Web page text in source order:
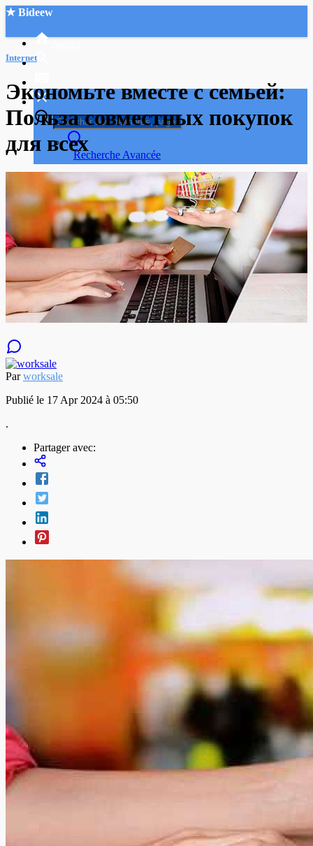
★ Bideew
Recherche Avancée
Mon compte
Connexion
Créer un compte
Mode nuit
Internet
Экономьте вместе с семьей:
Польза совместных покупок
для всех
Parworksale
Publié le 17 Apr 2024 à 05:50
.
Partager avec: